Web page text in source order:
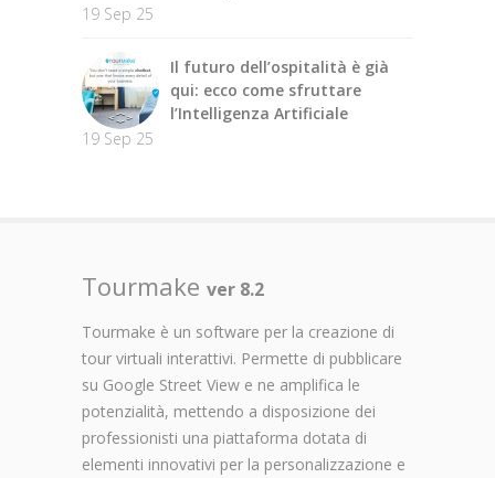
19 Sep 25
Il futuro dell’ospitalità è già
qui: ecco come sfruttare
l’Intelligenza Artificiale
19 Sep 25
Tourmake ver 8.2
Tourmake è un software per la creazione di
tour virtuali interattivi. Permette di pubblicare
su Google Street View e ne amplifica le
potenzialità, mettendo a disposizione dei
professionisti una piattaforma dotata di
elementi innovativi per la personalizzazione e